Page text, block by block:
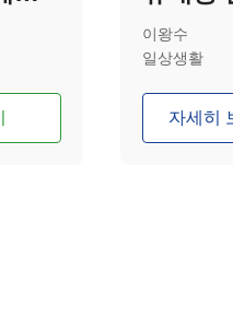
이왕수
일상생활
자세히